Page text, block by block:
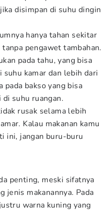
disimpan di suhu dingin
hanya tahan sekitar
pengawet tambahan.
pada tahu, yang bisa
kamar dan lebih dari
bakso yang bisa
suhu ruangan.
rusak selama lebih
Kalau makanan kamu
ini, jangan buru-buru
penting, meski sifatnya
jenis makanannya. Pada
warna kuning yang